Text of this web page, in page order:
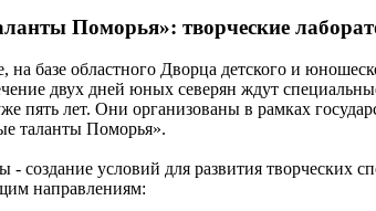
Поморья»: творческие
на базе областного Дворца детского и
двух дней юных северян ждут
пять лет. Они организованы в рамках
таланты Поморья».
- создание условий для развития творческих
направлениям: